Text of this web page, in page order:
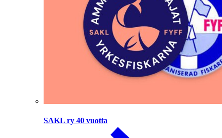
SAKL ry 40 vuotta